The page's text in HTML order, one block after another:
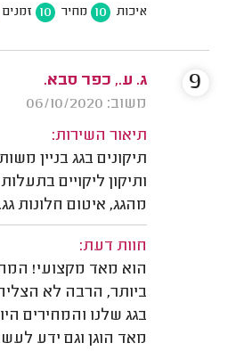
איכות 10 מחיר 10 זמנים
ג. ע., כפר סבא.
משוב: 06/10/2020
תיאור השירות:
תיקונים בגג בניין
ותיקון ליקויים
מהגג, איטום חלונות גג.
חוות דעת:
הוא מאד מקצועי!
ביותר, הרבה לא
בגג שלנו והמחירים
מאד הוגן וגם ידע
9